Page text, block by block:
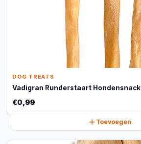
DOG TREATS
Vadigran Runderstaart Hondensnack
€0,99
Toevoegen